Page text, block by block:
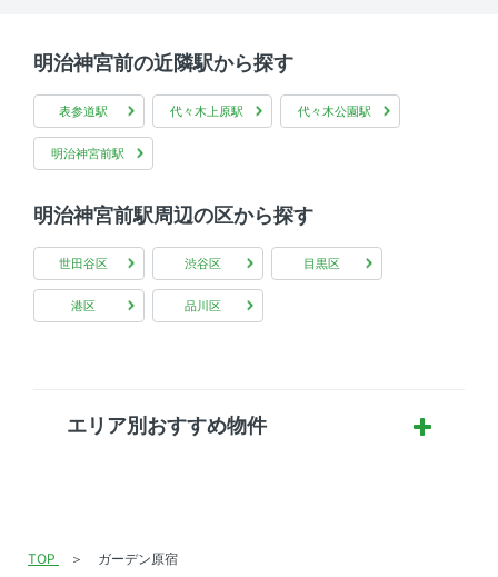
明治神宮前の近隣駅から探す
表参道駅 代々木上原駅 代々木公園駅
明治神宮前駅
明治神宮前駅周辺の区から探す
世田谷区 渋谷区 目黒区
港区 品川区
エリア別おすすめ物件
TOP ガーデン原宿